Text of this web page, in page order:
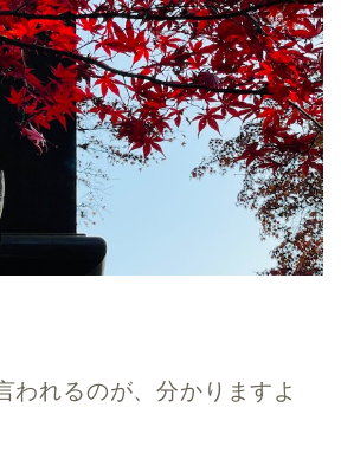
われるのが、分かりますよ